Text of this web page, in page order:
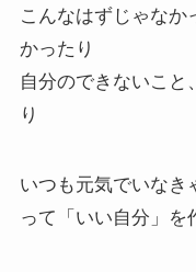
こんなはずじゃなか
かったり
自分のできないこと
り
いつも元気でいなき
って「いい自分」を